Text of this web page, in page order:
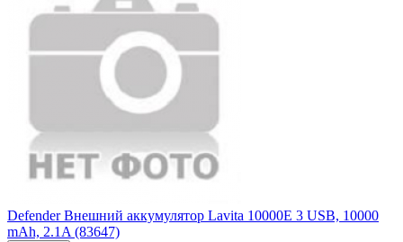
Defender Внешний аккумулятор Lavita 10000E 3 USB, 10000
mAh, 2.1A (83647)